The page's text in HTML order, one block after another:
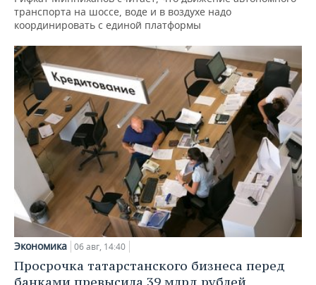
транспорта на шоссе, воде и в воздухе надо
координировать с единой платформы
Экономика 06 авг, 14:40
Просрочка татарстанского бизнеса перед
банками превысила 39 млрд рублей